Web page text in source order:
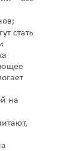
стать
на